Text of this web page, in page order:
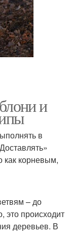
и
в
как корневым,
– до
это происходит
деревьев. В